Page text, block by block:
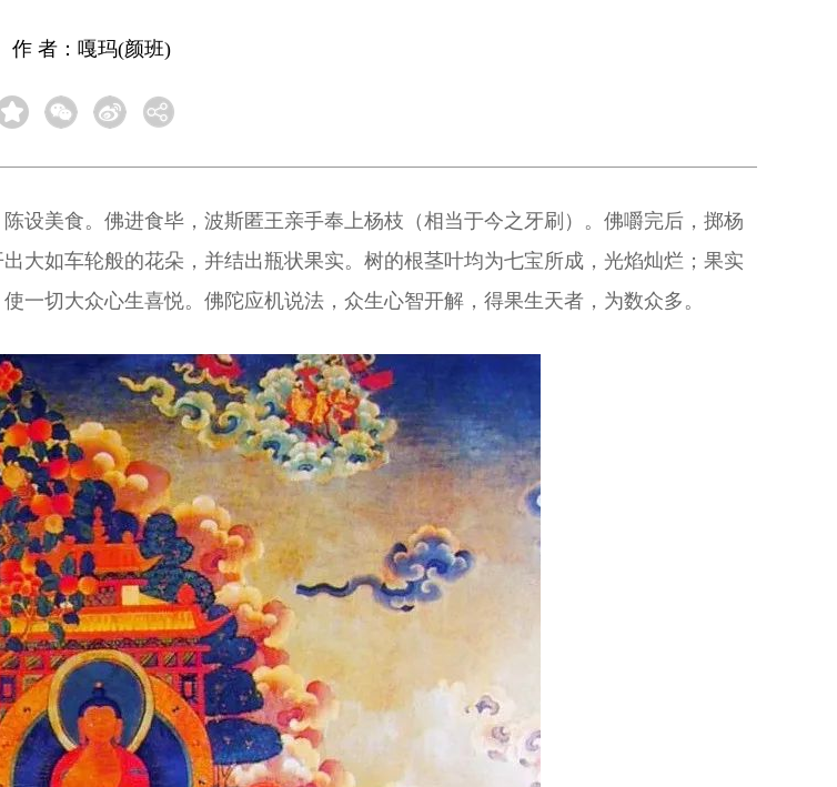
作 者：嘎玛(颜班)
设美食。佛进食毕，波斯匿王亲手奉上杨枝（相当于今之牙刷）。佛嚼完后，掷杨
大如车轮般的花朵，并结出瓶状果实。树的根茎叶均为七宝所成，光焰灿烂；果实
一切大众心生喜悦。佛陀应机说法，众生心智开解，得果生天者，为数众多。